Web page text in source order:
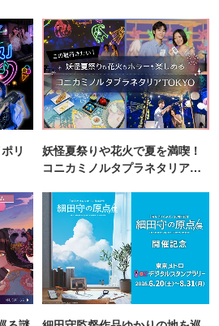
リ
妖怪夏祭りや花火で夏を満喫！
コニカミノルタプラネタリア